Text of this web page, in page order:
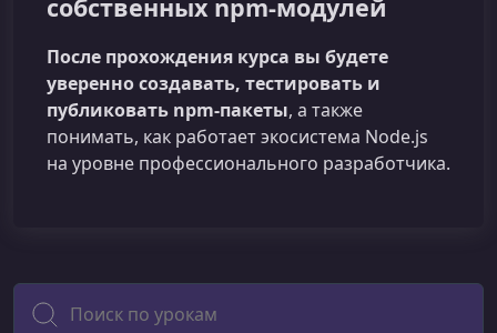
собственных npm‑модулей
После прохождения курса вы будете
уверенно создавать, тестировать и
публиковать npm‑пакеты, а также
понимать, как работает экосистема Node.js
на уровне профессионального разработчика.
Поиск